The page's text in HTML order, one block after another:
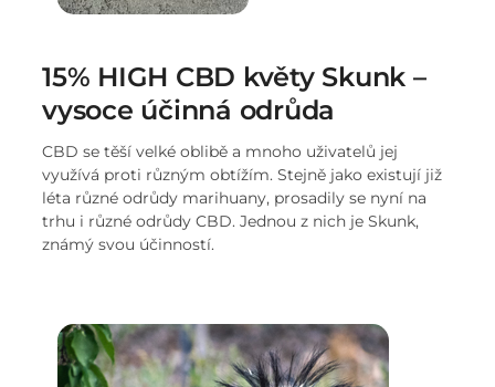
15% HIGH CBD květy Skunk –
vysoce účinná odrůda
CBD se těší velké oblibě a mnoho uživatelů jej
využívá proti různým obtížím. Stejně jako existují již
léta různé odrůdy marihuany, prosadily se nyní na
trhu i různé odrůdy CBD. Jednou z nich je Skunk,
známý svou účinností.